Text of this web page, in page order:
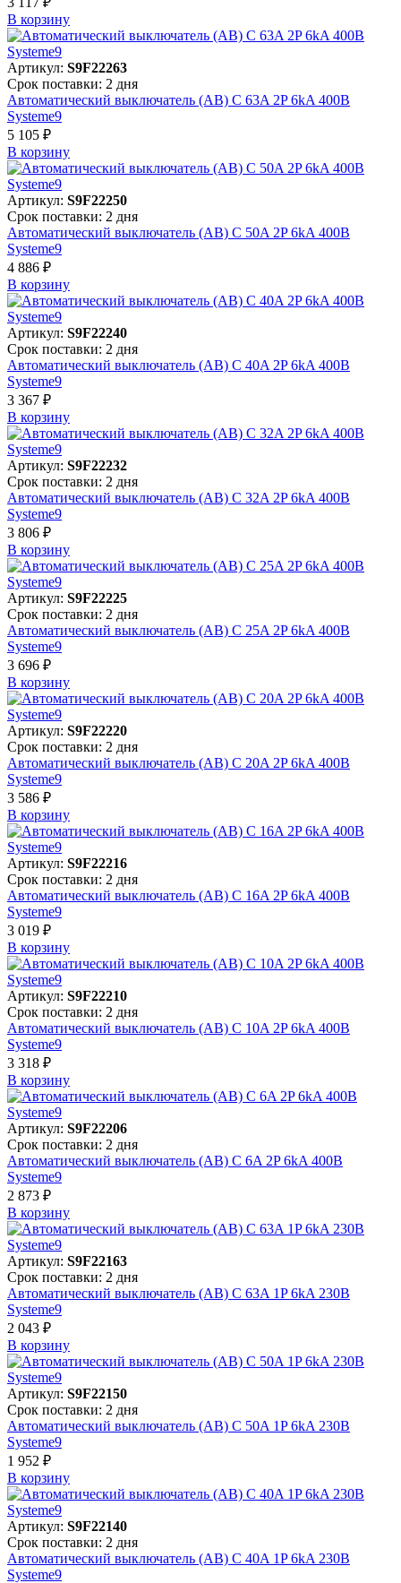
В корзинy
Артикул: S9F22263
Срок поставки: 2 дня
Автоматический выключатель (АВ) C 63A 2P 6kA 400В
Systeme9
5 105 ₽
В корзинy
Артикул: S9F22250
Срок поставки: 2 дня
Автоматический выключатель (АВ) C 50A 2P 6kA 400В
Systeme9
4 886 ₽
В корзинy
Артикул: S9F22240
Срок поставки: 2 дня
Автоматический выключатель (АВ) C 40A 2P 6kA 400В
Systeme9
3 367 ₽
В корзинy
Артикул: S9F22232
Срок поставки: 2 дня
Автоматический выключатель (АВ) C 32A 2P 6kA 400В
Systeme9
3 806 ₽
В корзинy
Артикул: S9F22225
Срок поставки: 2 дня
Автоматический выключатель (АВ) C 25A 2P 6kA 400В
Systeme9
3 696 ₽
В корзинy
Артикул: S9F22220
Срок поставки: 2 дня
Автоматический выключатель (АВ) C 20A 2P 6kA 400В
Systeme9
3 586 ₽
В корзинy
Артикул: S9F22216
Срок поставки: 2 дня
Автоматический выключатель (АВ) C 16A 2P 6kA 400В
Systeme9
3 019 ₽
В корзинy
Артикул: S9F22210
Срок поставки: 2 дня
Автоматический выключатель (АВ) C 10A 2P 6kA 400В
Systeme9
3 318 ₽
В корзинy
Артикул: S9F22206
Срок поставки: 2 дня
Автоматический выключатель (АВ) C 6A 2P 6kA 400В
Systeme9
2 873 ₽
В корзинy
Артикул: S9F22163
Срок поставки: 2 дня
Автоматический выключатель (АВ) C 63A 1P 6kA 230В
Systeme9
2 043 ₽
В корзинy
Артикул: S9F22150
Срок поставки: 2 дня
Автоматический выключатель (АВ) C 50A 1P 6kA 230В
Systeme9
1 952 ₽
В корзинy
Артикул: S9F22140
Срок поставки: 2 дня
Автоматический выключатель (АВ) C 40A 1P 6kA 230В
Systeme9